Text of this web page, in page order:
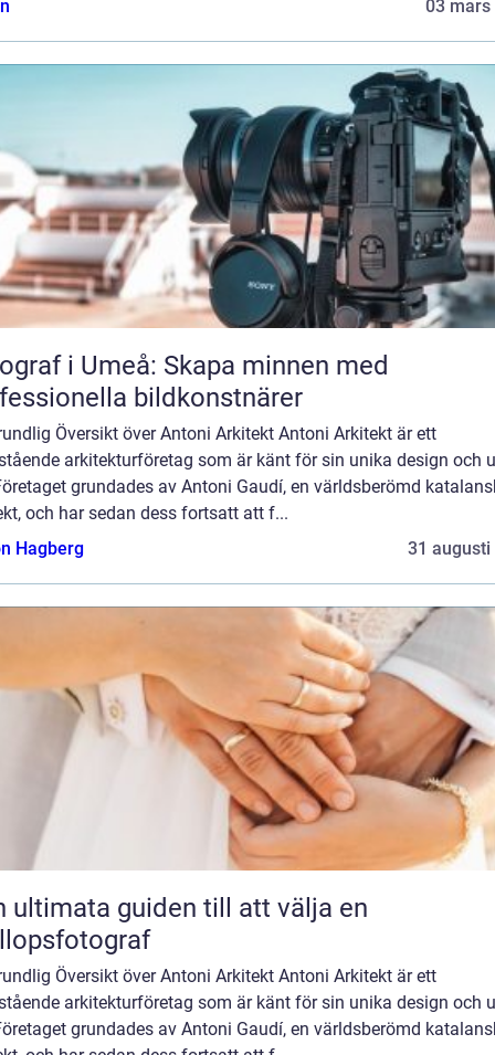
03 mars
i Umeå: Skapa minnen med
bildkonstnärer
Översikt över Antoni Arkitekt Antoni Arkitekt är ett
arkitekturföretag som är känt för sin unika design och
grundades av Antoni Gaudí, en världsberömd
och har sedan dess fortsatt att f...
Hagberg
31 augusti
ultimata guiden till att välja en
Översikt över Antoni Arkitekt Antoni Arkitekt är ett
arkitekturföretag som är känt för sin unika design och
grundades av Antoni Gaudí, en världsberömd